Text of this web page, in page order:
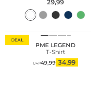
29,99
DEAL
PME LEGEND
T-Shirt
UVP49,99 34,99